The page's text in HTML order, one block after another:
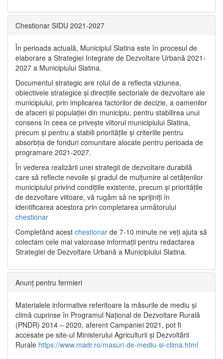
Chestionar SIDU 2021-2027
În perioada actuală, Municipiul Slatina este în procesul de
elaborare a Strategiei Integrate de Dezvoltare Urbană 2021‐
2027 a Municipiului Slatina.
Documentul strategic are rolul de a reflecta viziunea,
obiectivele strategice și direcțiile sectoriale de dezvoltare ale
municipiului, prin implicarea factorilor de decizie, a oamenilor
de afaceri și populației din municipiu, pentru stabilirea unui
consens în ceea ce privește viitorul municipiului Slatina,
precum și pentru a stabili prioritățile și criteriile pentru
absorbția de fonduri comunitare alocate pentru perioada de
programare 2021-2027.
În vederea realizării unei strategii de dezvoltare durabilă
care să reflecte nevoile și gradul de mulțumire al cetățenilor
municipiului privind condițiile existente, precum și prioritățile
de dezvoltare viitoare, vă rugăm să ne sprijiniți în
identificarea acestora prin completarea următorului
chestionar
Completând acest chestionar de 7-10 minute ne veți ajuta să
colectam cele mai valoroase informații pentru redactarea
Strategiei de Dezvoltare Urbană a Municipiului Slatina.
Anunț pentru fermieri
Materialele informative referitoare la măsurile de mediu și
climă cuprinse în Programul Național de Dezvoltare Rurală
(PNDR) 2014 – 2020, aferent Campaniei 2021, pot fi
accesate pe site-ul Ministerului Agriculturii și Dezvoltării
Rurale https://www.madr.ro/masuri-de-mediu-si-clima.html